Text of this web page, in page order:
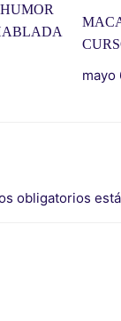
mayo
obligatorios